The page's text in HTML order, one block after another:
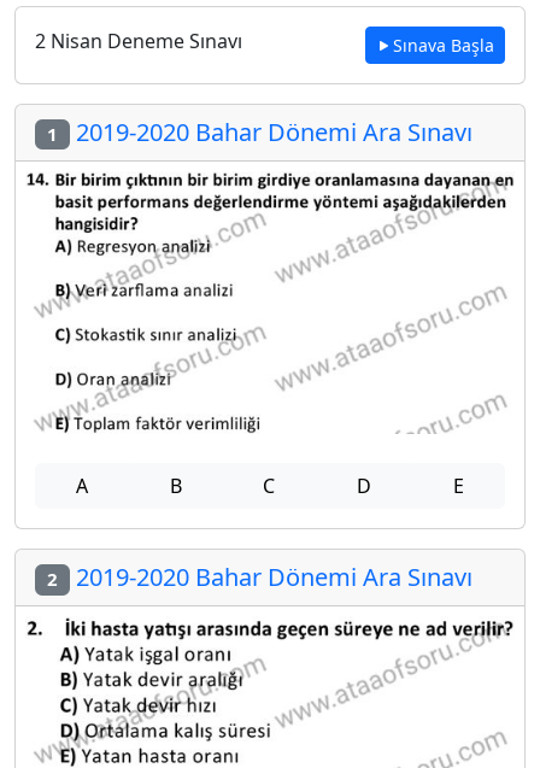
2 Nisan Deneme Sınavı Sınava Başla
1 2019-2020 Bahar Dönemi Ara Sınavı
A B C D E
2 2019-2020 Bahar Dönemi Ara Sınavı